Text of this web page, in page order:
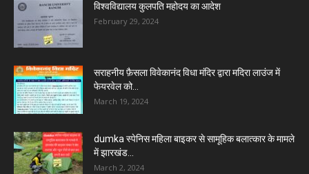
विश्वविद्यालय कुलपति महोदय का आदेश
February 29, 2024
सराहनीय फ़ैसला विवेकानंद विधा मंदिर द्वारा मदिरा लाउंज में
फेयरवेल को...
March 19, 2024
dumka स्पेनिस महिला बाइकर से सामूहिक बलात्कार के मामले
में झारखंड...
March 2, 2024